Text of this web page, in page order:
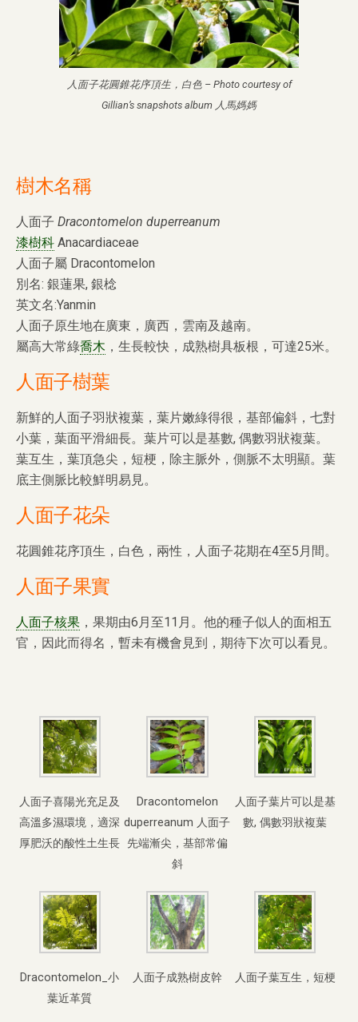
人面子花圓錐花序頂生，白色 – Photo courtesy of
Gillian’s snapshots album 人馬媽媽
樹木名稱
人面子 Dracontomelon duperreanum
漆樹科 Anacardiaceae
人面子屬 Dracontomelon
別名: 銀蓮果, 銀棯
英文名:Yanmin
人面子原生地在廣東，廣西，雲南及越南。
屬高大常綠喬木 ，生長較快，成熟樹具板根，可達25米。
人面子樹葉
新鮮的人面子羽狀複葉，葉片嫩綠得很，基部偏斜，七對
小葉，葉面平滑細長。葉片可以是基數, 偶數羽狀複葉。
葉互生，葉頂急尖，短梗，除主脈外，側脈不太明顯。葉
底主側脈比較鮮明易見。
人面子花朵
花圓錐花序頂生，白色，兩性，人面子花期在4至5月間。
人面子果實
人面子核果 ，果期由6月至11月。他的種子似人的面相五
官，因此而得名，暫未有機會見到， 期待下次可以看見。
人面子喜陽光充足及
高溫多濕環境，適深
厚肥沃的酸性土生長
Dracontomelon
duperreanum 人面子
先端漸尖，基部常偏
斜
人面子葉片可以是基
數, 偶數羽狀複葉
Dracontomelon_小
葉近革質
人面子成熟樹皮幹 人面子葉互生，短梗